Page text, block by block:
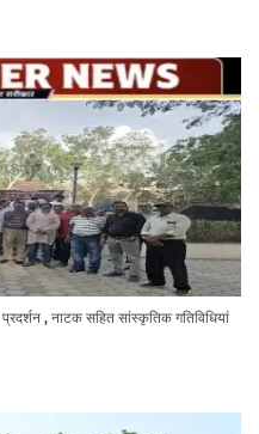
, नाटक सहित सांस्कृतिक गतिविधियां